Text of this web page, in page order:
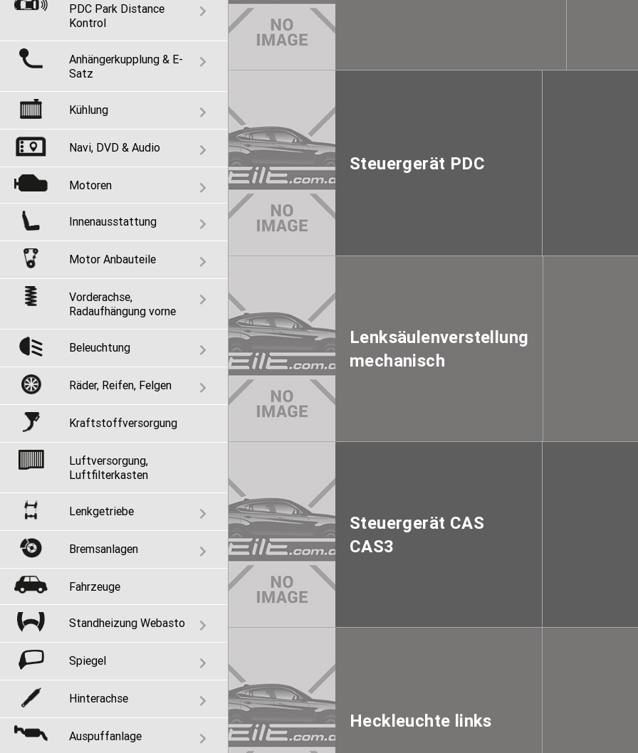
PDC Park Distance
Kontrol
Anhängerkupplung & E-
Satz
Kühlung
Navi, DVD & Audio
Motoren
Innenausstattung
Motor Anbauteile
Vorderachse,
Radaufhängung vorne
Beleuchtung
Räder, Reifen, Felgen
Kraftstoffversorgung
Luftversorgung,
Luftfilterkasten
Lenkgetriebe
Bremsanlagen
Fahrzeuge
Standheizung Webasto
Spiegel
Hinterachse
Auspuffanlage
Steuergerät PDC
Lenksäulenverstellung
mechanisch
Steuergerät CAS
CAS3
Heckleuchte links